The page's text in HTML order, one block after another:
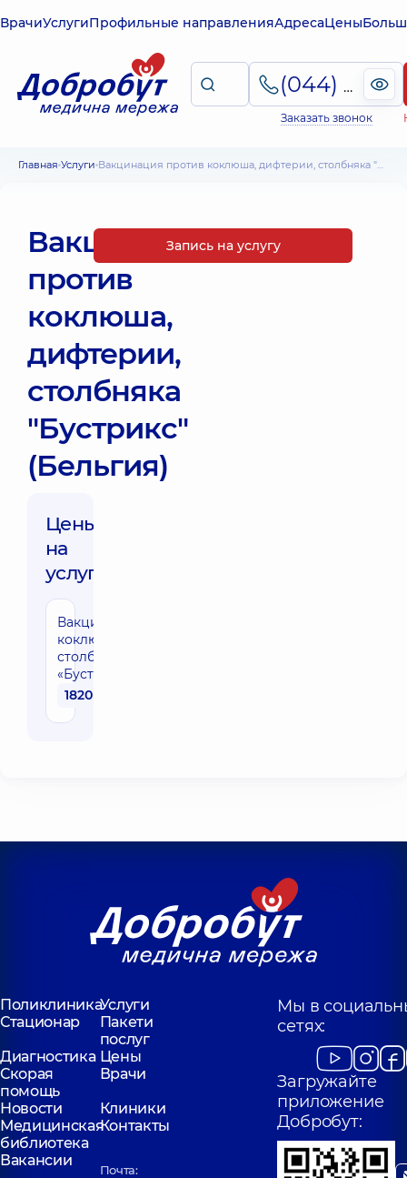
ВрачиУслугиПрофильные направленияАдресаЦены
(044) 495-2-888
Заказать звонок
Главная Услуги Вакцинация против коклюша, дифтерии, столбняка "Бустрикс" (Бельгия)
Вакцинация
против
коклюша,
дифтерии,
столбняка
"Бустрикс"
(Бельгия)
Цены
на
услуги:
Вакцинация против
коклюша, дифтерии,
столбняка
«Бустрикс»(Бельгия)
1820 грн
Запись на услугу
ПоликлиникаУслуги
Стационар
Пакети
послуг
Диагностика Цены
Скорая
помощь
Врачи
Новости
Клиники
Медицинская
библиотека
Контакты
Вакансии
Почта:
Мы в
сетях:
Загружайте
приложение
Добробут: